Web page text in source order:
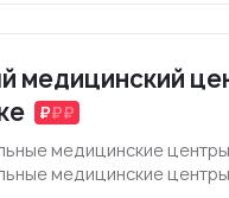
медицинский
медицинские
медицинские